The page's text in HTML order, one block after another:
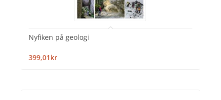
Nyfiken på geologi
399,01kr